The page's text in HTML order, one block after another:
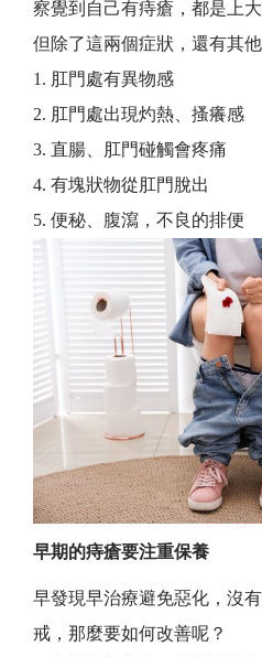
察覺到自己有痔瘡，都是上
但除了這兩個症狀，還有其
1. 肛門處有異物感
2. 肛門處出現灼熱、搔癢感
3. 直腸、肛門碰觸會疼痛
4. 有塊狀物從肛門脫出
5. 便秘、腹瀉，不良的排便
早期的痔瘡要注重保養
早發現早治療避免惡化，沒
戒，那麼要如何改善呢？